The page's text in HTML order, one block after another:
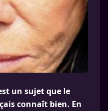
un sujet que le
connaît bien. En